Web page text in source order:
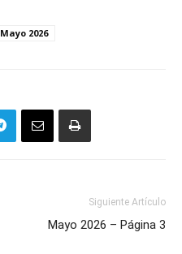
Mayo 2026
Siguiente Artículo
Mayo 2026 – Página 3